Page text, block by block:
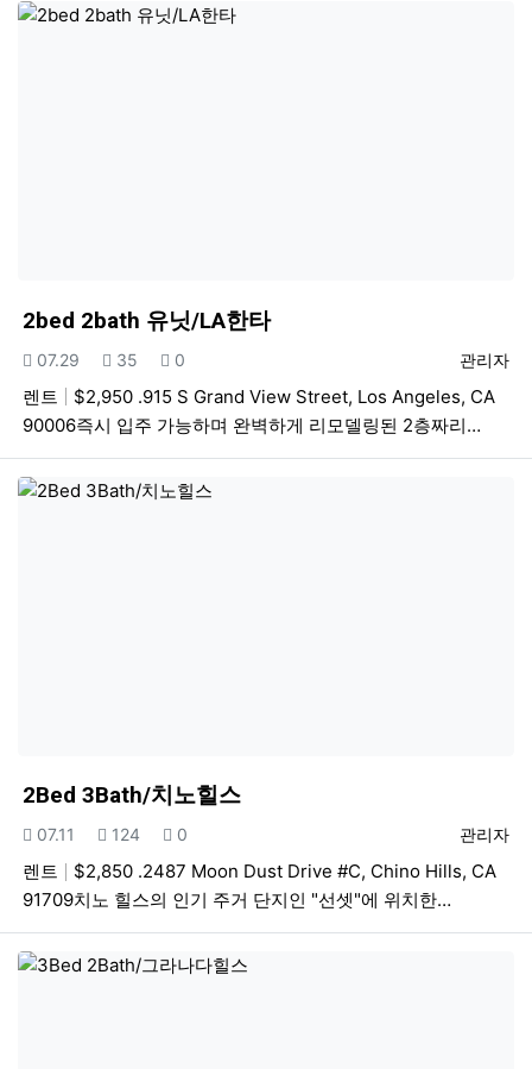
2bed 2bath 유닛/LA한타
등록자
관리자
등록일
07.29 조회
35 추천
0
렌트
$2,950 .915 S Grand View Street, Los Angeles, CA
90006즉시 입주 가능하며 완벽하게 리모델링된 2층짜리…
2Bed 3Bath/치노힐스
등록자
관리자
등록일
07.11 조회
124 추천
0
렌트
$2,850 .2487 Moon Dust Drive #C, Chino Hills, CA
91709치노 힐스의 인기 주거 단지인 "선셋"에 위치한…